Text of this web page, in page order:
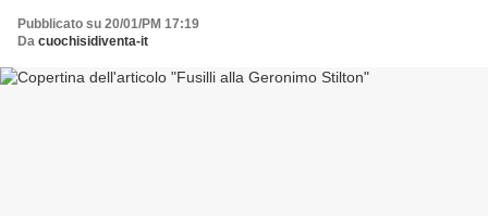
Pubblicato su 20/01/PM 17:19
Da cuochisidiventa-it